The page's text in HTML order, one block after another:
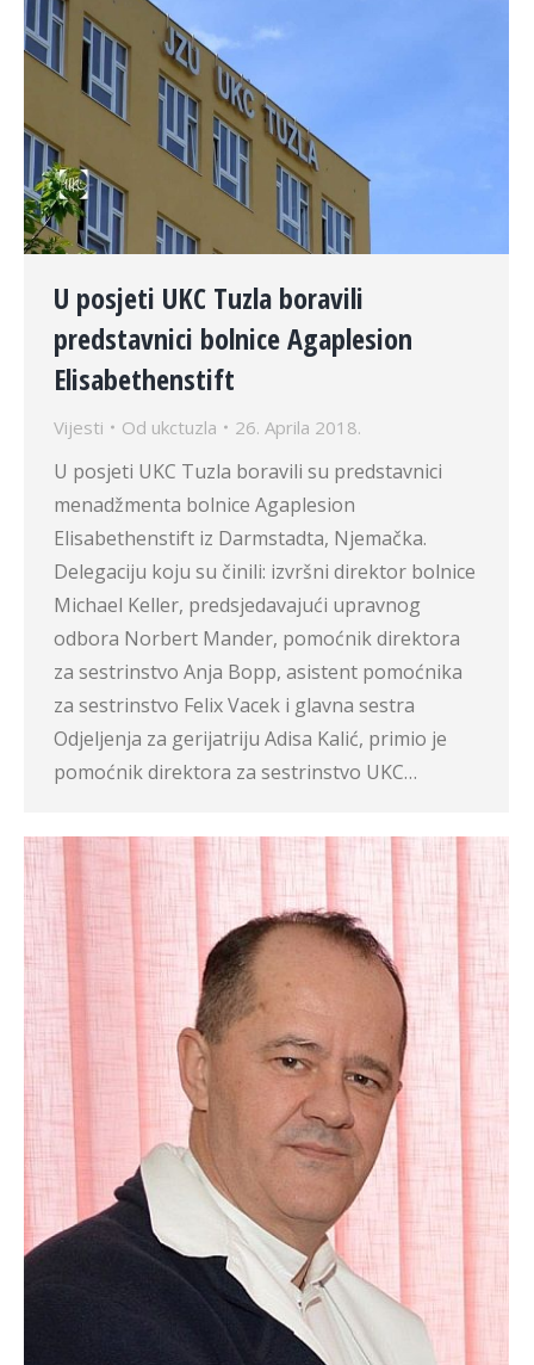
U posjeti UKC Tuzla boravili
predstavnici bolnice Agaplesion
Elisabethenstift
Vijesti Od ukctuzla 26. Aprila 2018.
U posjeti UKC Tuzla boravili su predstavnici
menadžmenta bolnice Agaplesion
Elisabethenstift iz Darmstadta, Njemačka.
Delegaciju koju su činili: izvršni direktor bolnice
Michael Keller, predsjedavajući upravnog
odbora Norbert Mander, pomoćnik direktora
za sestrinstvo Anja Bopp, asistent pomoćnika
za sestrinstvo Felix Vacek i glavna sestra
Odjeljenja za gerijatriju Adisa Kalić, primio je
pomoćnik direktora za sestrinstvo UKC…